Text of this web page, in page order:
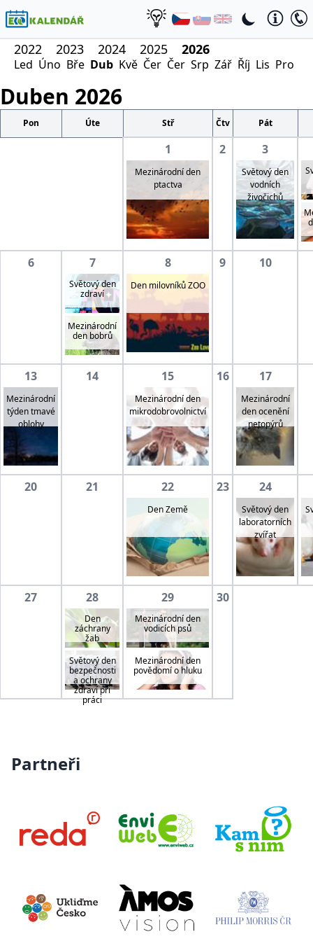
2022 2023 2024 2025 2026
Led Úno Bře Dub Kvě Čer Čer Srp Zář Říj Lis Pro
Duben 2026
Pon Úte Stř Čtv Pát
1
Mezinárodní den
ptactva
2 3
Světový den
vodních
živočichů
6 7
Světový den
zdraví
Mezinárodní
den bobrů
8
Den milovníků ZOO
9 10
13
Mezinárodní
týden tmavé
oblohy
14 15
Mezinárodní den
mikrodobrovolnictví
16 17
Mezinárodní
den ocenění
netopýrů
20 21 22
Den Země
23 24
Světový den
laboratorních
zvířat
27 28
Den
záchrany
žab
Světový den
bezpečnosti
a ochrany
zdraví při
práci
29
Mezinárodní den
vodicích psů
Mezinárodní den
povědomí o hluku
30
Partneři